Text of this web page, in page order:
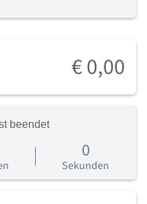
€ 0,00
beendet
0
Sekunden